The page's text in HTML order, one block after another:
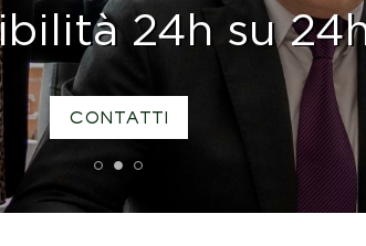
1 2 3
24h su
CONTATTI